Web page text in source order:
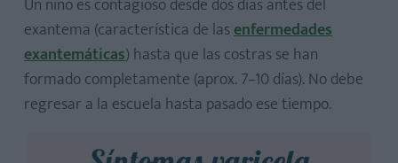
exantema (característica de lasenfermedades
exantemáticas) hasta que las costras se han
formado completamente (aprox. 7–10 días). No debe
regresar a la escuela hasta pasado ese tiempo.